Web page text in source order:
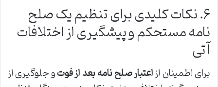
۶. نکات کلیدی برای تنظیم یک صلح
نامه مستحکم و پیشگیری از اختلافات
آتی
برای اطمینان ازاعتبار صلح نامه بعد از فوتو جلوگیری از